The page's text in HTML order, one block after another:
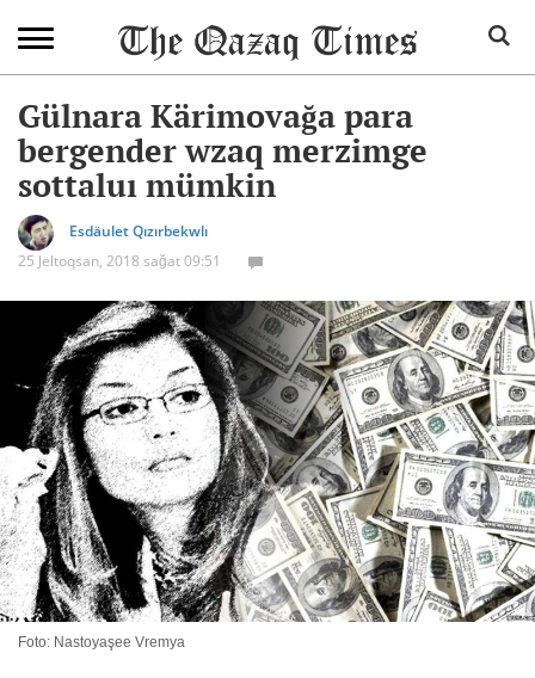
Gülnara Kärimovağa para
bergender wzaq merzimge
sottaluı mümkin
Esdäulet Qızırbekwlı
25 Jeltoqsan, 2018 sağat 09:51
Foto: Nastoyaşee Vremya